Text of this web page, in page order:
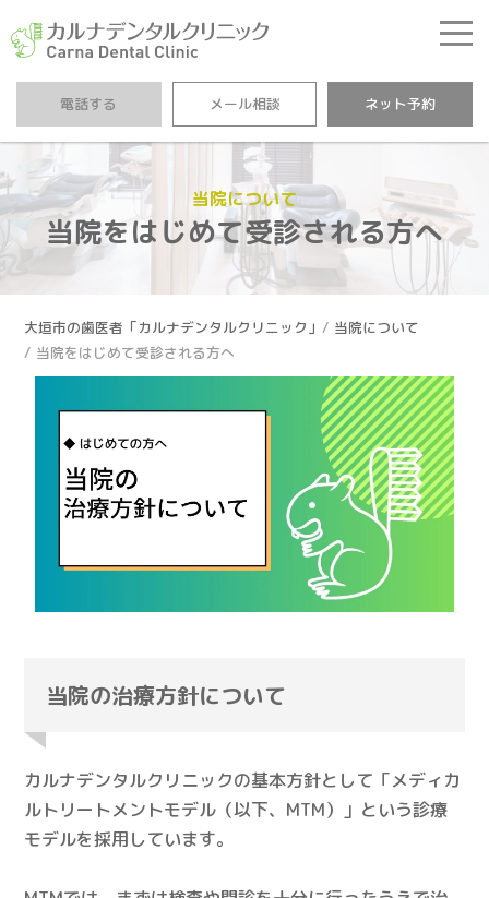
カルナデンタルクリニ
電話する メール相談 ネット予約
当院について
当院をはじめて受診される方へ
大垣市の歯医者「カルナデンタルクリニック」
当院について
当院をはじめて受診される方へ
当院の治療方針について
カルナデンタルクリニックの基本方針として「メディカ
ルトリートメントモデル（以下、MTM）」という診療
モデルを採用しています。